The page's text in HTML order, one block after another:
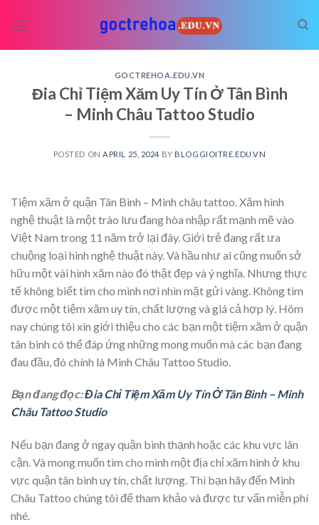
GOCTREHOA.EDU.VN
Đia Chỉ Tiệm Xăm Uy Tín Ở Tân Bình
– Minh Châu Tattoo Studio
POSTED ON APRIL 25, 2024 BY BLOGGIOITRE.EDU.VN
Tiệm xăm ở quận Tân Bình – Minh châu tattoo. Xăm hình
nghệ thuật là một trào lưu đang hòa nhập rất mạnh mẽ vào
Việt Nam trong 11 năm trở lại đây. Giới trẻ đang rất ưa
chuộng loại hình nghệ thuật này. Và hầu như ai cũng muốn sở
hữu một vài hình xăm nào đó thật đẹp và ý nghĩa. Nhưng thực
tế không biết tìm cho mình nơi nhìn mặt gửi vàng. Không tìm
được một tiệm xăm uy tín, chất lượng và giá cả hợp lý. Hôm
nay chúng tôi xin giới thiệu cho các bạn một tiệm xăm ở quận
tân bình có thể đáp ứng những mong muốn mà các bạn đang
đau đầu, đó chính là Minh Châu Tattoo Studio.
Bạn đang đọc:Đia Chỉ Tiệm Xăm Uy Tín Ở Tân Bình – Minh
Châu Tattoo Studio
Nếu bạn đang ở ngay quận bình thạnh hoặc các khu vực lân
cận. Và mong muốn tìm cho mình một địa chỉ xăm hình ở khu
vực quận tân bình uy tín, chất lượng. Thì bạn hãy đến Minh
Châu Tattoo chúng tôi để tham khảo và được tư vấn miễn phí
nhé.